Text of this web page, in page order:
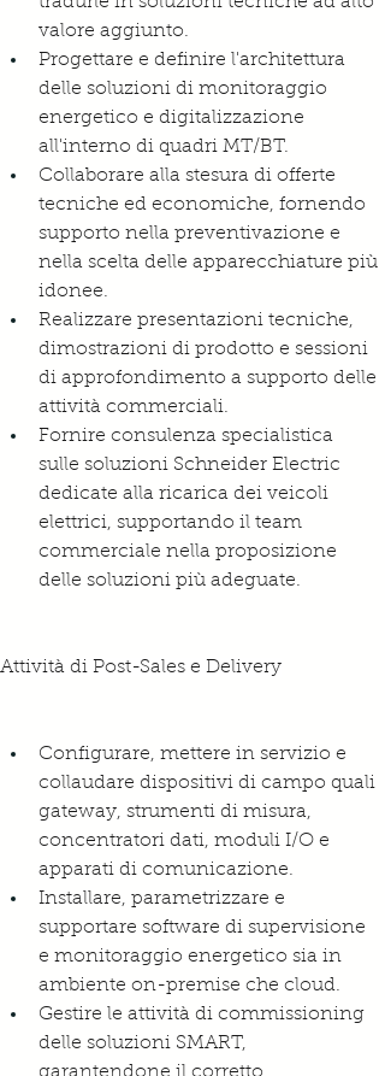
valore aggiunto.
Progettare e definire l'architettura
delle soluzioni di monitoraggio
energetico e digitalizzazione
all'interno di quadri MT/BT.
Collaborare alla stesura di offerte
tecniche ed economiche, fornendo
supporto nella preventivazione e
nella scelta delle apparecchiature più
idonee.
Realizzare presentazioni tecniche,
dimostrazioni di prodotto e sessioni
di approfondimento a supporto delle
attività commerciali.
Fornire consulenza specialistica
sulle soluzioni Schneider Electric
dedicate alla ricarica dei veicoli
elettrici, supportando il team
commerciale nella proposizione
delle soluzioni più adeguate.
Attività di Post-Sales e Delivery
Configurare, mettere in servizio e
collaudare dispositivi di campo quali
gateway, strumenti di misura,
concentratori dati, moduli I/O e
apparati di comunicazione.
Installare, parametrizzare e
supportare software di supervisione
e monitoraggio energetico sia in
ambiente on-premise che cloud.
Gestire le attività di commissioning
delle soluzioni SMART,